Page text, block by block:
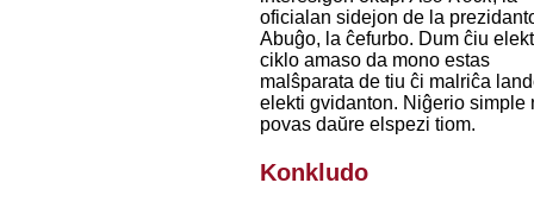
oficialan sidejon de la
Abuĝo, la ĉefurbo. Dum ĉiu
ciklo amaso da mono estas
malŝparata de tiu ĉi malriĉa
elekti gvidanton. Niĝerio simple
povas daŭre elspezi tiom.
Konkludo